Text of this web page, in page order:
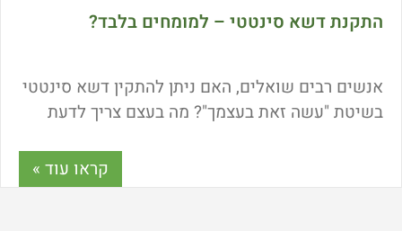
התקנת דשא סינטטי – למומחים בלבד?
אנשים רבים שואלים, האם ניתן להתקין דשא סינטטי
בשיטת "עשה זאת בעצמך"? מה בעצם צריך לדעת
התקנת דשא סינטטי מקצועית להתקנה עצמאית?
והאם אתם בנויים למלאכה? ננסה לתת לכם סקירה
קראו עוד »